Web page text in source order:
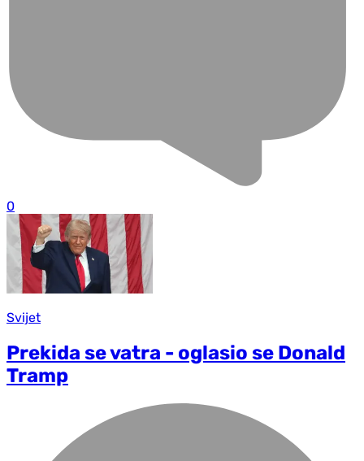
0
Svijet
Prekida se vatra - oglasio se Donald
Tramp